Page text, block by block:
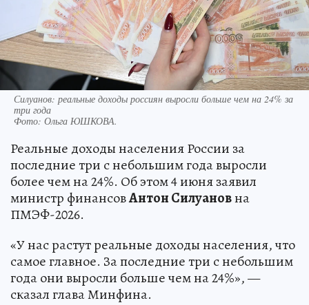
Силуанов: реальные доходы россиян выросли больше чем на 24% за
три года
Фото: Ольга ЮШКОВА.
Реальные доходы населения России за
последние три с небольшим года выросли
более чем на 24%. Об этом 4 июня заявил
министр финансовАнтон Силуановна
ПМЭФ-2026.
«У нас растут реальные доходы населения, что
самое главное. За последние три с небольшим
года они выросли больше чем на 24%», —
сказал глава Минфина.